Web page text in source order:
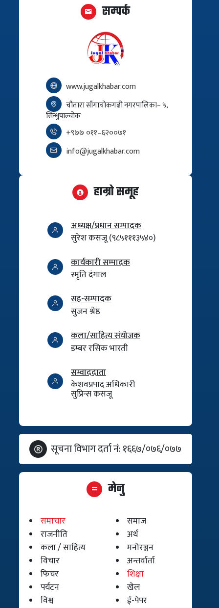
सम्पर्क
www.jugalkhabar.com
चौतारा साँगाचोकगढी नगरपालिका– ५,
सिन्धुपाल्चोक
+९७७ ०११–६२००७१
info@jugalkhabar.com
हाम्रो समूह
अध्यक्ष/प्रधान सम्पादक
सुरेश कसजू (९८५१११३५४०)
कार्यकारी सम्पादक
स्मृति दंगाल
सह-सम्पादक
सुजन श्रेष्ठ
कला/साहित्य संयोजक
डम्बर रसिक भारती
सम्वाददाता
केशवप्रपाद अधिकारी
सुप्रिन्स कसजू
सूचना विभाग दर्ता नं: १६६७/०७६/०७७
मेनु
समाचार
समाज
राजनीति
अर्थ
कला / साहित्य
मनोरञ्जन
विचार
अन्तर्वार्ता
फिचर
शिक्षा
पर्यटन
खेल
विश्व
ई-पेपर